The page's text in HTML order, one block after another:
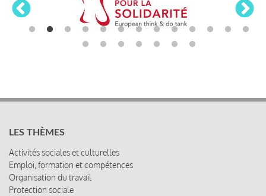
LES THÈMES
Activités sociales et culturelles
Emploi, formation et compétences
Organisation du travail
Protection sociale